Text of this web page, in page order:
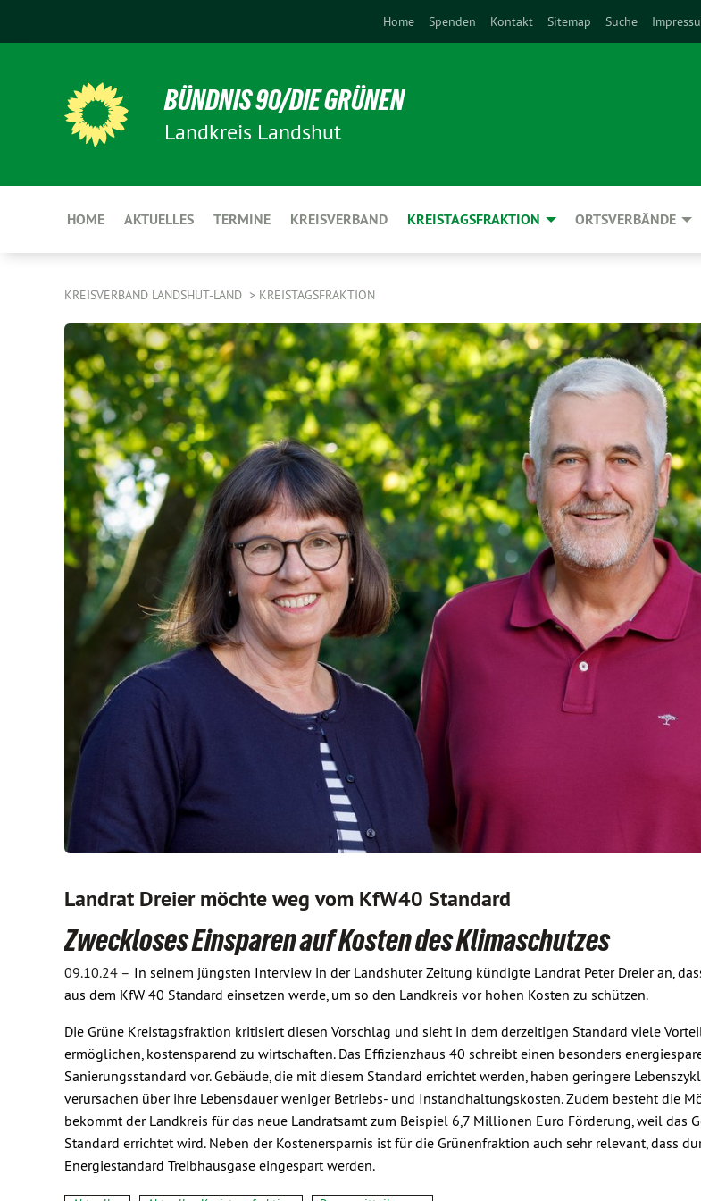
Home Spenden Kontakt Sitemap Suche
BÜNDNIS 90/DIE GRÜNEN
Landkreis Landshut
HOME AKTUELLES TERMINE KREISVERBAND KREISTAGSFRAKTION ORTSVERBÄNDE
KREISVERBAND LANDSHUT-LAND KREISTAGSFRAKTION
Landrat Dreier möchte weg vom KfW40 Standard
Zweckloses Einsparen auf Kosten des Klimaschutzes
09.10.24 – In seinem jüngsten Interview in der Landshuter Zeitung kündigte Landrat Peter Dreier an,
aus dem KfW 40 Standard einsetzen werde, um so den Landkreis vor hohen Kosten zu schützen.
Die Grüne Kreistagsfraktion kritisiert diesen Vorschlag und sieht in dem derzeitigen Standard viele
ermöglichen, kostensparend zu wirtschaften. Das Effizienzhaus 40 schreibt einen besonders
Sanierungsstandard vor. Gebäude, die mit diesem Standard errichtet werden, haben geringere
verursachen über ihre Lebensdauer weniger Betriebs- und Instandhaltungskosten. Zudem besteht die
bekommt der Landkreis für das neue Landratsamt zum Beispiel 6,7 Millionen Euro Förderung, weil das
Standard errichtet wird. Neben der Kostenersparnis ist für die Grünenfraktion auch sehr relevant, dass
Energiestandard Treibhausgase eingespart werden.